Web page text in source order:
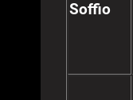
Soffio